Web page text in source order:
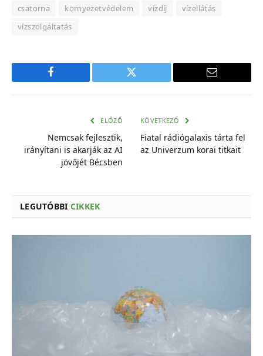
csatorna környezetvédelem vízdíj
vízellátás
vízszolgáltatás
Facebook Twitter
E-
ELŐZŐ
Nemcsak fejlesztik,
irányítani is akarják az AI
jövőjét Bécsben
KÖVETKEZŐ
Fiatal rádiógalaxis tárta fel
az Univerzum korai titkait
LEGUTÓBBI CIKKEK